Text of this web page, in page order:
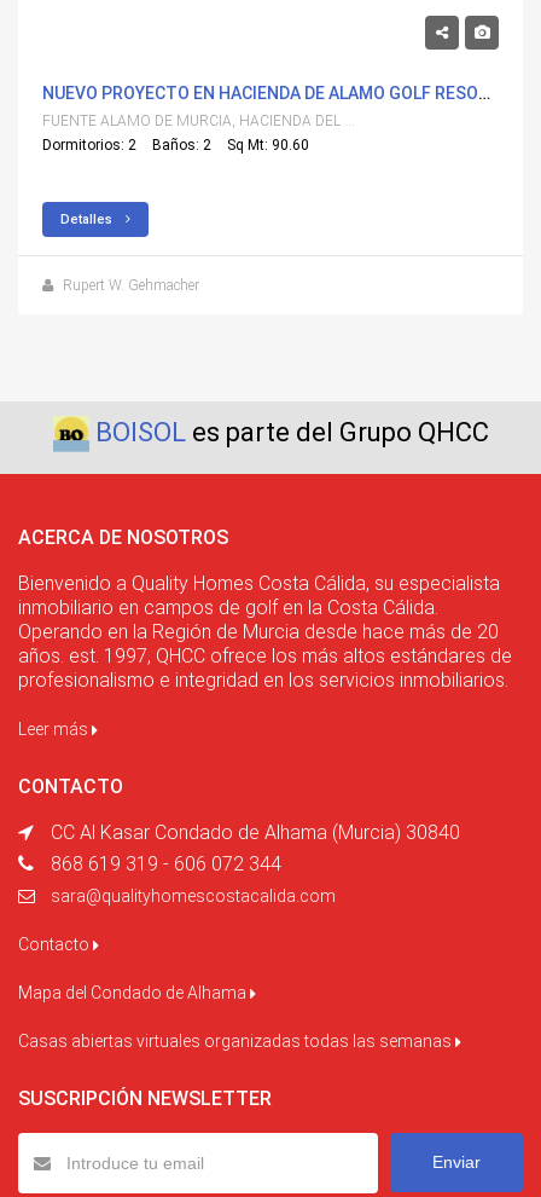
NUEVO PROYECTO EN HACIENDA DE ALAMO GOLF RESORT
FUENTE ALAMO DE MURCIA, HACIENDA DEL ALAMO
Dormitorios: 2
Baños: 2 Sq Mt: 90.60
Detalles
Rupert W. Gehmacher
BOISOLes parte del Grupo QHCC
ACERCA DE NOSOTROS
Bienvenido a Quality Homes Costa Cálida, su especialista
inmobiliario en campos de golf en la Costa Cálida.
Operando en la Región de Murcia desde hace más de 20
años. est. 1997, QHCC ofrece los más altos estándares de
profesionalismo e integridad en los servicios inmobiliarios.
Leer más
CONTACTO
CC Al Kasar Condado de Alhama (Murcia) 30840
868 619 319 - 606 072 344
sara@qualityhomescostacalida.com
Contacto
Mapa del Condado de Alhama
Casas abiertas virtuales organizadas todas las semanas
SUSCRIPCIÓN NEWSLETTER
Enviar